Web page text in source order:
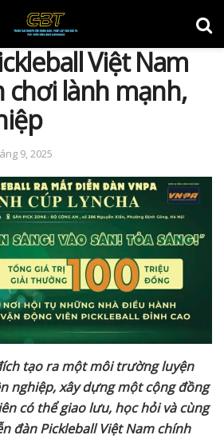
Việt Nam
chơi lành mạnh,
9, 2025
tạo ra một môi trường luyện
nghiệp, xây dựng một cộng đồng
có thể giao lưu, học hỏi và cùng
đàn Pickleball Việt Nam chính